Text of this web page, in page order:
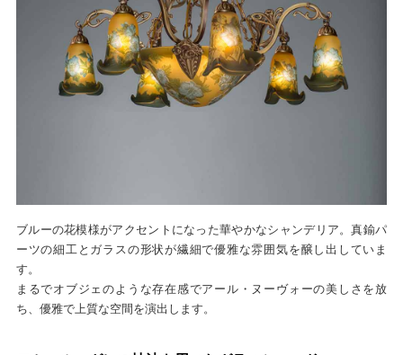
ブルーの花模様がアクセントになった華やかなシャンデリア。真鍮パ
ーツの細工とガラスの形状が繊細で優雅な雰囲気を醸し出していま
す。
まるでオブジェのような存在感でアール・ヌーヴォーの美しさを放
ち、優雅で上質な空間を演出します。